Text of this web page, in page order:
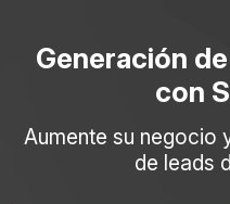
Generación
con
Aumente su negocio
de leads